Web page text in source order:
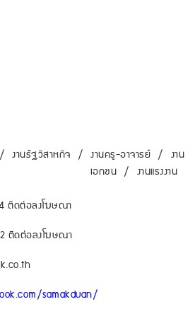
/ งานรัฐวิสาหกิจ / งานครู-อาจารย์ / งาน
เอกชน / งานแรงงาน
ติดต่อลงโฆษณา
ติดต่อลงโฆษณา
samakduan/